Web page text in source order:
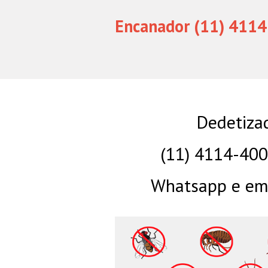
Encanador (11)
(11) 4114-
Whatsapp e